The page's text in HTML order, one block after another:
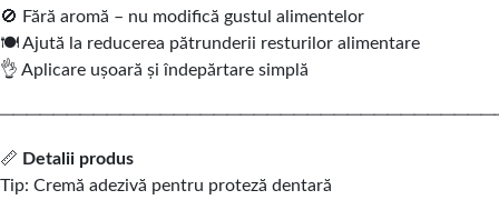
🚫 Fără aromă – nu modifică gustul alimentelor
🍽️ Ajută la reducerea pătrunderii resturilor alimentare
👌 Aplicare ușoară și îndepărtare simplă
📏 Detalii produs
Tip: Cremă adezivă pentru proteză dentară